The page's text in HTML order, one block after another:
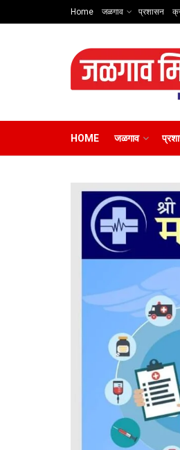
Home जळगाव प्रशासन
HOME जळगाव